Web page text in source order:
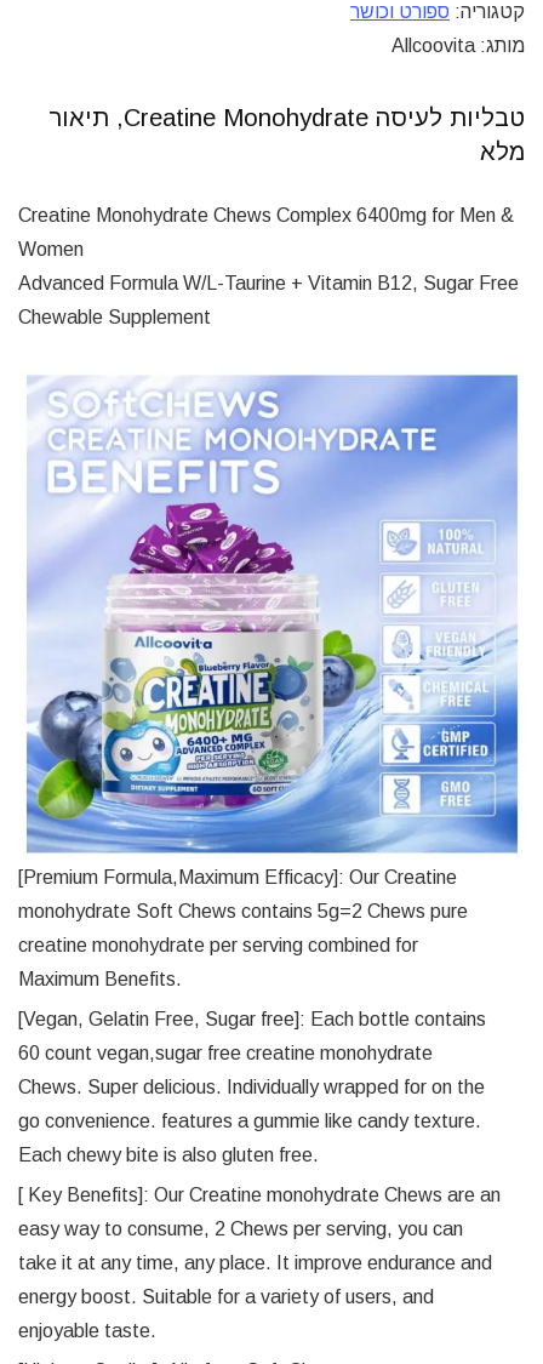
קטגוריה: ספורט וכושר
מותג: Allcoovita
טבליות לעיסה Creatine Monohydrate, תיאור
מלא
Creatine Monohydrate Chews Complex 6400mg for Men &
Women
Advanced Formula W/L-Taurine + Vitamin B12, Sugar Free
Chewable Supplement
[Premium Formula,Maximum Efficacy]: Our Creatine
monohydrate Soft Chews contains 5g=2 Chews pure
creatine monohydrate per serving combined for
Maximum Benefits.
[Vegan, Gelatin Free, Sugar free]: Each bottle contains
60 count vegan,sugar free creatine monohydrate
Chews. Super delicious. Individually wrapped for on the
go convenience. features a gummie like candy texture.
Each chewy bite is also gluten free.
[ Key Benefits]: Our Creatine monohydrate Chews are an
easy way to consume, 2 Chews per serving, you can
take it at any time, any place. It improve endurance and
energy boost. Suitable for a variety of users, and
enjoyable taste.